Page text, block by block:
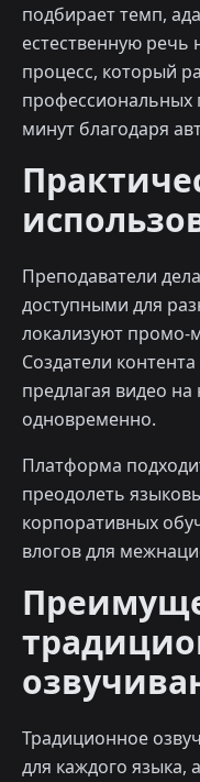
подбирает темп,
естественную речь
процесс, который
профессиональных
минут благодаря
Преподаватели
доступными для
локализуют промо-
Создатели
предлагая видео на
одновременно.
Платформа
преодолеть
корпоративных
влогов для
Традиционное
для каждого языка,